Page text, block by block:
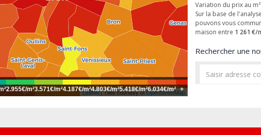
Leaflet| Tiles courtesy ofOpenStreetMap
2.955€/m²3.571€/m²4.187€/m²4.803€/m²5.418€/m²6.034€/m² +
Variation du prix au
Sur la base de
pouvons vous
maison entre 1 261 €/
Rechercher une